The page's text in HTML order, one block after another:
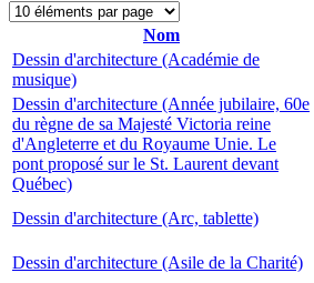
Nom
Dessin d'architecture (Académie de
musique)
Dessin d'architecture (Année jubilaire, 60e
du règne de sa Majesté Victoria reine
d'Angleterre et du Royaume Unie. Le
pont proposé sur le St. Laurent devant
Québec)
Dessin d'architecture (Arc, tablette)
Dessin d'architecture (Asile de la Charité)